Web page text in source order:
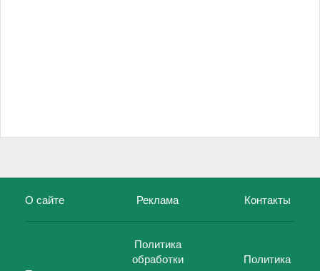
О сайте Реклама Контакты
Политика
обработки
Политика